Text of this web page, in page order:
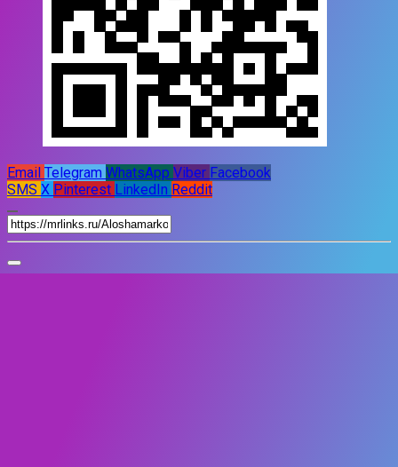
Email Telegram WhatsApp Viber Facebook
SMS X Pinterest LinkedIn Reddit